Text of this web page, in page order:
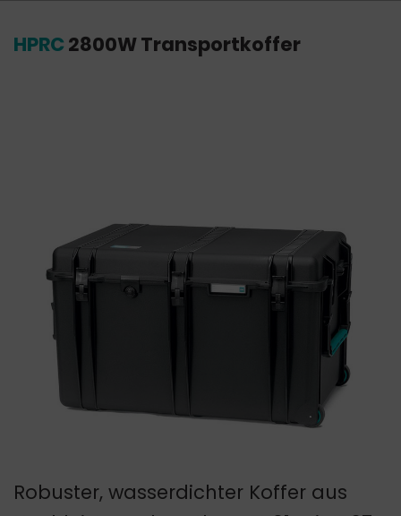
HPRC 2800W Transportkoffer
Robuster, wasserdichter Koffer aus